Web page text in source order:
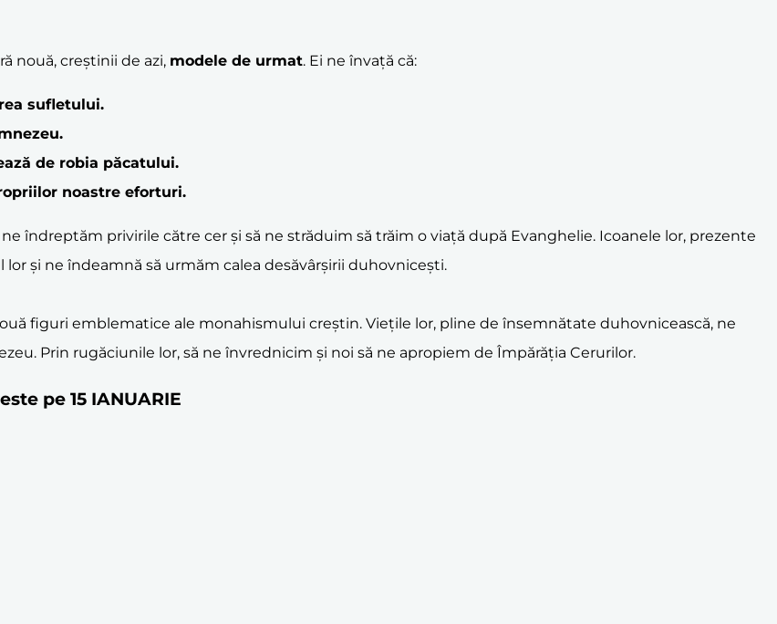
nouă, creștinii de azi, modele de urmat. Ei ne învață că:
sufletului.
de robia păcatului.
noastre eforturi.
îndreptăm privirile către cer și să ne străduim să trăim o viață după Evanghelie. Icoanele lor, prezente
și ne îndeamnă să urmăm calea desăvârșirii duhovnicești.
figuri emblematice ale monahismului creștin. Viețile lor, pline de însemnătate duhovnicească, ne
Prin rugăciunile lor, să ne învrednicim și noi să ne apropiem de Împărăția Cerurilor.
pe 15 IANUARIE